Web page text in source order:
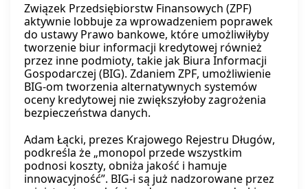
Związek Przedsiębiorstw Finansowych (ZPF)
aktywnie lobbuje za wprowadzeniem poprawek
do ustawy Prawo bankowe, które umożliwiłyby
tworzenie biur informacji kredytowej również
przez inne podmioty, takie jak Biura Informacji
Gospodarczej (BIG). Zdaniem ZPF, umożliwienie
BIG-om tworzenia alternatywnych systemów
oceny kredytowej nie zwiększyłoby zagrożenia
bezpieczeństwa danych.
Adam Łącki, prezes Krajowego Rejestru Długów,
podkreśla że „monopol przede wszystkim
podnosi koszty, obniża jakość i hamuje
innowacyjność”. BIG-i są już nadzorowane przez